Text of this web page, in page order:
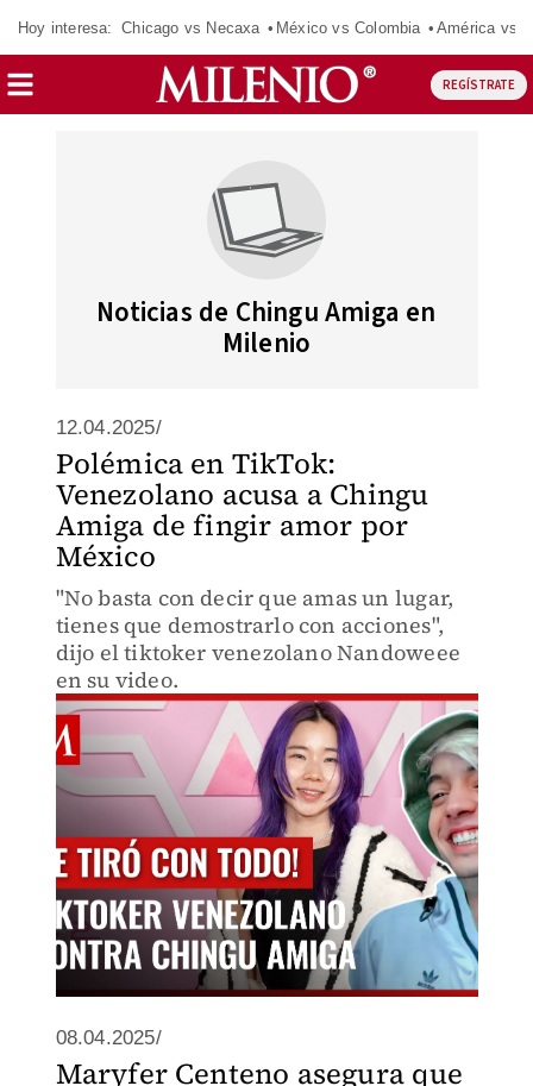
Hoy interesa: Chicago vs Necaxa México vs Colombia América vs
REGÍSTRATE
Noticias de Chingu Amiga en
Milenio
12.04.2025/
Polémica en TikTok:
Venezolano acusa a Chingu
Amiga de fingir amor por
México
"No basta con decir que amas un lugar,
tienes que demostrarlo con acciones",
dijo el tiktoker venezolano Nandoweee
en su video.
08.04.2025/
Maryfer Centeno asegura que